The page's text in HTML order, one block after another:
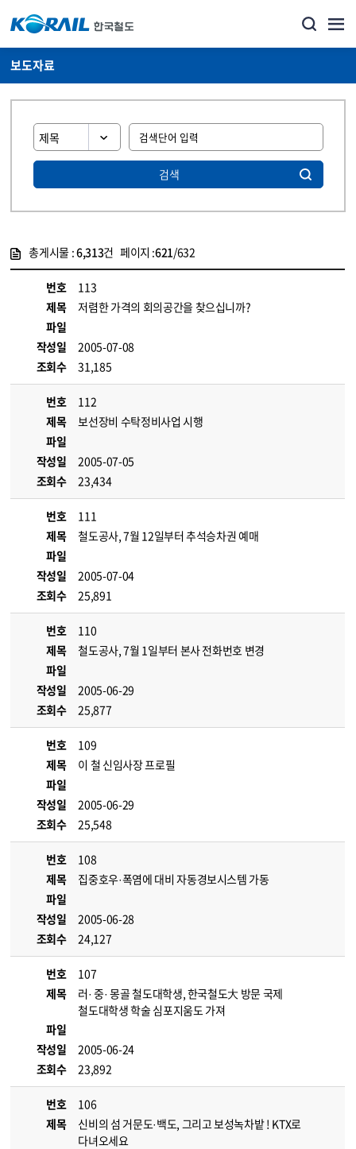
보도자료
검색
총게시물 :6,313건 페이지 :621/632
번호
113
제목
저렴한 가격의 회의공간을 찾으십니까?
파일
작성일
2005-07-08
조회수
31,185
번호
112
제목
보선장비 수탁정비사업 시행
파일
작성일
2005-07-05
조회수
23,434
번호
111
제목
철도공사, 7월 12일부터 추석승차권 예매
파일
작성일
2005-07-04
조회수
25,891
번호
110
제목
철도공사, 7월 1일부터 본사 전화번호 변경
파일
작성일
2005-06-29
조회수
25,877
번호
109
제목
이 철 신임사장 프로필
파일
작성일
2005-06-29
조회수
25,548
번호
108
제목
집중호우·폭염에 대비 자동경보시스템 가동
파일
작성일
2005-06-28
조회수
24,127
번호
107
제목
러· 중· 몽골 철도대학생, 한국철도大 방문 국제
철도대학생 학술 심포지움도 가져
파일
작성일
2005-06-24
조회수
23,892
번호
106
제목
신비의 섬 거문도·백도, 그리고 보성녹차밭 ! KTX로
다녀오세요